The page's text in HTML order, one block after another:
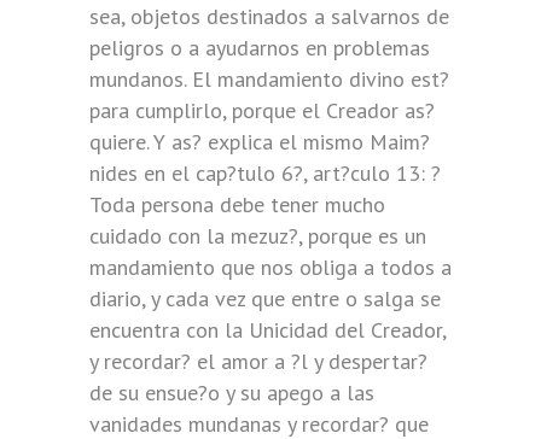
sea, objetos destinados a salvarnos de
peligros o a ayudarnos en problemas
mundanos. El mandamiento divino est?
para cumplirlo, porque el Creador as?
quiere. Y as? explica el mismo Maim?
nides en el cap?tulo 6?, art?culo 13: ?
Toda persona debe tener mucho
cuidado con la mezuz?, porque es un
mandamiento que nos obliga a todos a
diario, y cada vez que entre o salga se
encuentra con la Unicidad del Creador,
y recordar? el amor a ?l y despertar?
de su ensue?o y su apego a las
vanidades mundanas y recordar? que